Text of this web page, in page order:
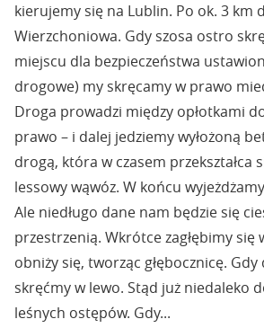
kierujemy się na Lublin. Po ok. 3 km
Wierzchoniowa. Gdy szosa ostro
miejscu dla bezpieczeństwa
drogowe) my skręcamy w prawo
Droga prowadzi między opłotkami
prawo – i dalej jedziemy wyłożoną
drogą, która w czasem przekształca
lessowy wąwóz. W końcu
Ale niedługo dane nam będzie się
przestrzenią. Wkrótce zagłębimy się
obniży się, tworząc głębocznicę.
skręćmy w lewo. Stąd już niedaleko
leśnych ostępów. Gdy...